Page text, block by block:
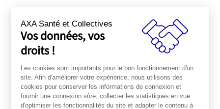
– à partir de 25 ans, du dépistage du cancer
du col de l’utérus
– et à partir de 50 ans, du dépistage du
cancer du sein, proposé tous les 2 ans
Pour les hommes et les femmes :
– à partir de 50 ans du dépistage du cancer
colorectal, proposé tous les 2 ans
AXA Santé et Collectives
Vos données, vos
droits !
Les cookies sont importants pour le bon fonctionnement d'un
site. Afin d'améliorer votre expérience, nous utilisons des
cookies pour conserver les informations de connexion et
fournir une connexion sûre, collecter les statistiques en vue
d'optimiser les fonctionnalités du site et adapter le contenu à